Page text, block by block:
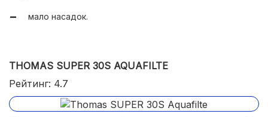
мало насадок.
THOMAS SUPER 30S AQUAFILTE
Рейтинг: 4.7